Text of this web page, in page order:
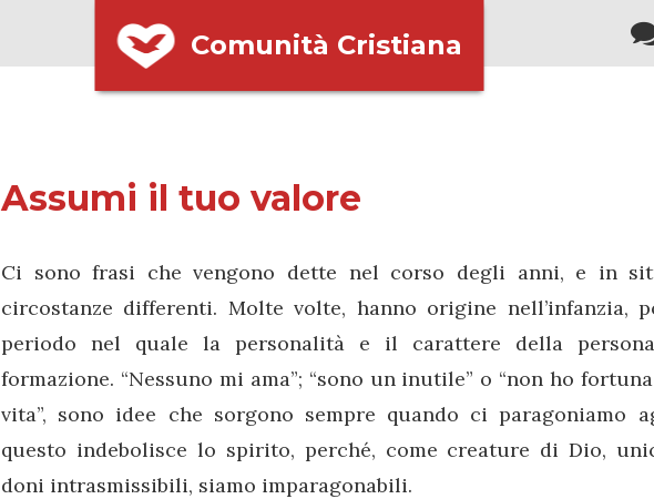
Comunità Cristiana
Assumi il tuo valore
Ci sono frasi che vengono dette nel corso degli anni, e in
circostanze differenti. Molte volte, hanno origine nell’infanzia,
periodo nel quale la personalità e il carattere della
formazione. “Nessuno mi ama”; “sono un inutile” o “non ho
vita”, sono idee che sorgono sempre quando ci paragoniamo
questo indebolisce lo spirito, perché, come creature di Dio,
doni intrasmissibili, siamo imparagonabili.